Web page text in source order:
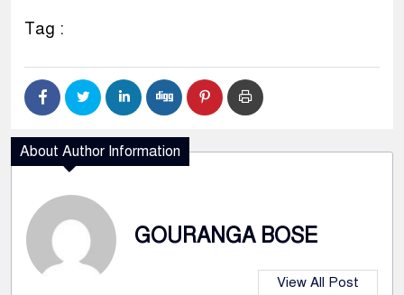
Tag :
About Author Information
GOURANGA BOSE
View All Post